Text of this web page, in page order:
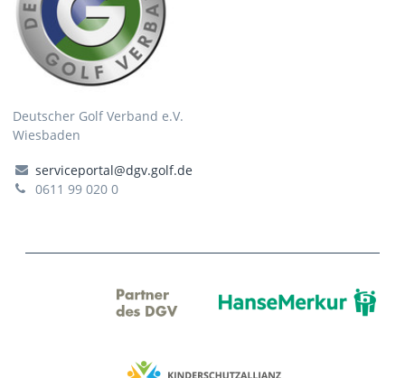
Deutscher Golf Verband e.V.
Wiesbaden
serviceportal@dgv.golf.de
0611 99 020 0